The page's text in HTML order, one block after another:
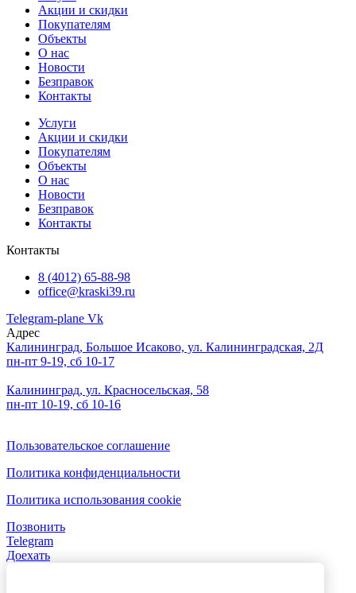
Акции и скидки
Покупателям
Объекты
О нас
Новости
Безправок
Контакты
Услуги
Акции и скидки
Покупателям
Объекты
О нас
Новости
Безправок
Контакты
Контакты
8 (4012) 65-88-98
office@kraski39.ru
Telegram-plane Vk
Адрес
Калининград, Большое Исаково, ул. Калининградская, 2Д
пн-пт 9-19, сб 10-17
Калининград, ул. Красносельская, 58
пн-пт 10-19, сб 10-16
Пользовательское соглашение
Политика конфиденциальности
Политика использования cookie
Позвонить
Telegram
Доехать